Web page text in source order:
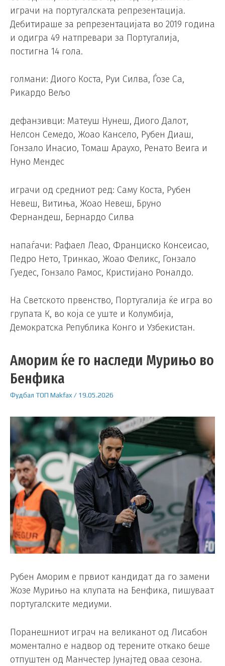
играчи на португалската репрезентација.
Дебитираше за репрезентацијата во 2019 година
и одигра 49 натпревари за Португалија,
постигна 14 гола.
голмани: Диого Коста, Руи Силва, Ѓозе Са,
Рикардо Вељо
дефанзивци: Матеуш Нунеш, Диого Далот,
Нелсон Семедо, Жоао Кансело, Рубен Диаш,
Гонзало Инасио, Томаш Араухо, Ренато Веига и
Нуно Мендес
играчи од средниот ред: Саму Коста, Рубен
Невеш, Витиња, Жоао Невеш, Бруно
Фернандеш, Бернардо Силва
напаѓачи: Рафаел Леао, Франциско Консеисао,
Педро Нето, Тринкао, Жоао Феликс, Гонзало
Гуедес, Гонзало Рамос, Кристијано Роналдо.
На Светското првенство, Португалија ќе игра во
групата К, во која се уште и Колумбија,
Демократска Република Конго и Узбекистан.
Аморим ќе го наследи Мурињо во
Бенфика
Фудбал ТОП Makfax/ 19.05.2026
Рубен Аморим е првиот кандидат да го замени
Жозе Мурињо на клупата на Бенфика, пишуваат
португалските медиуми.
Поранешниот играч на великанот од Лисабон
моментално е надвор од терените откако беше
отпуштен од Манчестер Јунајтед оваа сезона.